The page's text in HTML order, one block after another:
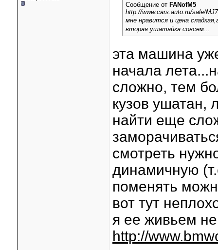
Сообщение от FANofM5
http://www.cars.auto.ru/sale/
мне нравится и цена
вторая ушатайка совсем...
эта машина
начала
сложно, тем
кузов ушатан,
найти еще
смотреть
динамичную
поменять
вот тут
я ее живьем
http://